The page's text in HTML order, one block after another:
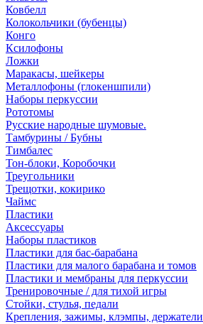
Ковбелл
Колокольчики (бубенцы)
Конго
Ксилофоны
Ложки
Маракасы, шейкеры
Металлофоны (глокеншпили)
Наборы перкуссии
Рототомы
Русские народные шумовые.
Тамбурины / Бубны
Тимбалес
Тон-блоки, Коробочки
Треугольники
Трещотки, кокирико
Чаймс
Пластики
Аксессуары
Наборы пластиков
Пластики для бас-барабана
Пластики для малого барабана и томов
Пластики и мембраны для перкуссии
Тренировочные / для тихой игры
Стойки, стулья, педали
Крепления, зажимы, клэмпы, держатели